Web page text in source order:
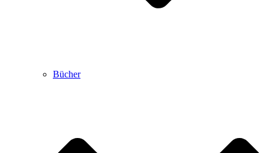
Bücher